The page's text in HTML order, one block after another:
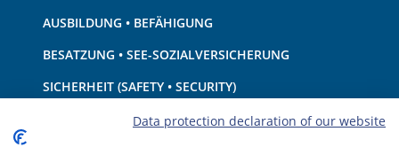
AUSBILDUNG • BEFÄHIGUNG
BESATZUNG • SEE-SOZIALVERSICHERUNG
SICHERHEIT (SAFETY • SECURITY)
SCHIFF • AUSRÜSTUNGData protection declaration of our website